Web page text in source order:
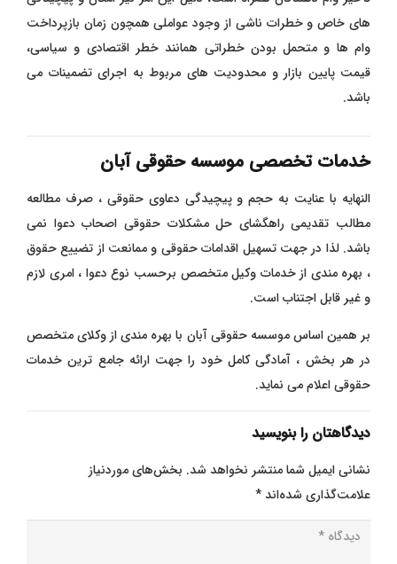
های خاص و خطرات ناشی از وجود عواملی همچون زمان بازپرداخت
وام ها و متحمل بودن خطراتی همانند خطر اقتصادی و سیاسی،
قیمت پایین بازار و محدودیت های مربوط به اجرای تضمینات می
باشد.
خدمات تخصصی موسسه حقوقی آبان
النهایه با عنایت به حجم و پیچیدگی دعاوی حقوقی ، صرف مطالعه
مطالب تقدیمی راهگشای حل مشکلات حقوقی اصحاب دعوا نمی
باشد. لذا در جهت تسهیل اقدامات حقوقی و ممانعت از تضییع حقوق
، بهره مندی از خدمات وکیل متخصص برحسب نوع دعوا ، امری لازم
و غیر قابل اجتناب است.
بر همین اساس موسسه حقوقی آبان با بهره مندی از وکلای متخصص
در هر بخش ، آمادگی کامل خود را جهت ارائه جامع ترین خدمات
حقوقی اعلام می نماید.
دیدگاهتان را بنویسید
نشانی ایمیل شما منتشر نخواهد شد. بخش‌های موردنیاز
علامت‌گذاری شده‌اند*